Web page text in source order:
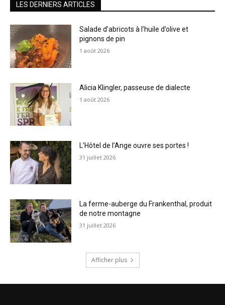
LES DERNIERS ARTICLES
Salade d’abricots à l’huile d’olive et
pignons de pin
1 août 2026
Alicia Klingler, passeuse de dialecte
1 août 2026
L’Hôtel de l’Ange ouvre ses portes !
31 juillet 2026
La ferme-auberge du Frankenthal, produit
de notre montagne
31 juillet 2026
Afficher plus